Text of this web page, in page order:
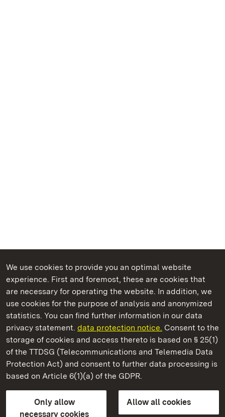
We use cookies to provide you an optimal website
experience. First and foremost, these are cookies that
are necessary for operating the website. In addition, we
use cookies for the purpose of analysis and anonymized
statistics. You can find further information in our data
privacy statement. data protection notice. Consent to the
storage of cookies and access thereto is based on § 25(1)
of the TTDSG (Telecommunications and Telemedia Data
Protection Act) and consent to further data processing is
based on Article 6(1)(a) of the GDPR.
Only allow
necessary cookies
Allow all cookies
State Palaces and Gardens of Baden-Wuerttemberg
Ludwigsburg Residential Palace
State Palaces and Gardens of Baden-Wuerttemberg
Contact usFAQMasthead